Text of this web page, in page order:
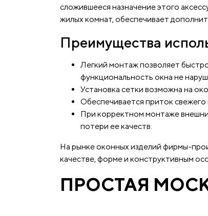
сложившееся назначение этого
жилых комнат, обеспечивает
Преимущества
Легкий монтаж позволяет
функциональность окна не
Установка сетки возможна на
Обеспечивается приток
При корректном монтаже
потери ее качеств.
На рынке оконных изделий фирмы-
качестве, форме и конструктивным
ПРОСТАЯ